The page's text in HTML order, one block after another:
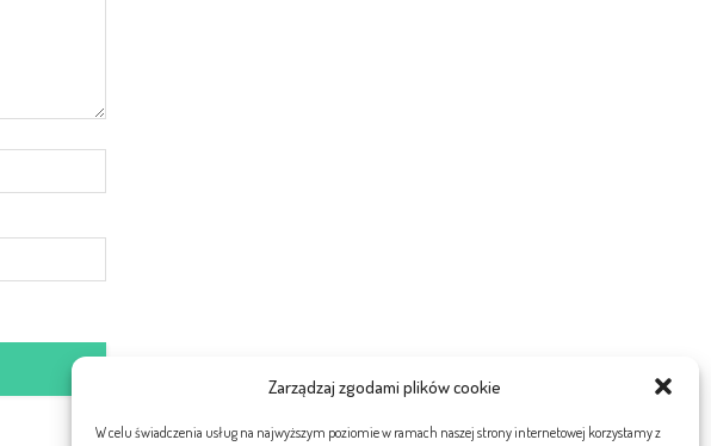
Zarządzaj zgodami plików cookie
W celu świadczenia usług na najwyższym poziomie w ramach naszej strony internetowej korzystamy z